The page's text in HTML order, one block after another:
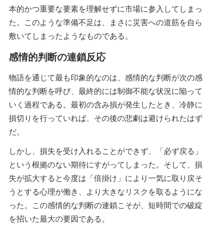
本的かつ重要な要素を理解せずに市場に参入してしまっ
た。このような準備不足は、まさに災害への道筋を自ら
敷いてしまったようなものである。
感情的判断の連鎖反応
物語を通じて最も印象的なのは、感情的な判断が次の感
情的な判断を呼び、最終的には制御不能な状況に陥って
いく過程である。最初の含み損が発生したとき、冷静に
損切りを行っていれば、その後の悲劇は避けられたはず
だ。
しかし、損失を受け入れることができず、「必ず戻る」
という根拠のない期待にすがってしまった。そして、損
失が拡大すると今度は「倍掛け」により一気に取り戻そ
うとする心理が働き、より大きなリスクを取るようにな
った。この感情的な判断の連鎖こそが、短時間での破綻
を招いた最大の要因である。